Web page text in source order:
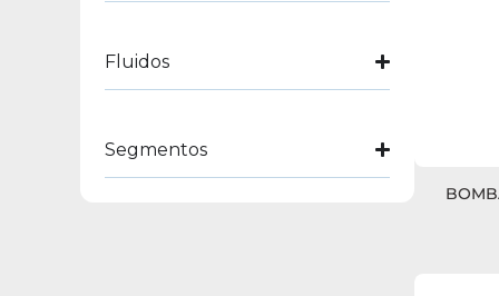
Fluidos
Segmentos